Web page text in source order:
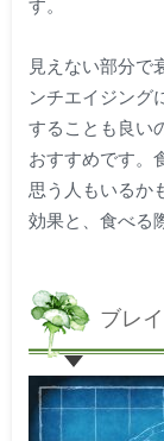
す。
見えない部分で
ンチエイジング
することも良い
おすすめです。
思う人もいるか
効果と、食べる
ブレ